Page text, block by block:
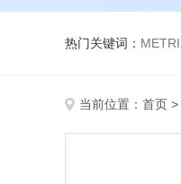
热门关键词：
当前位置： 首页 >